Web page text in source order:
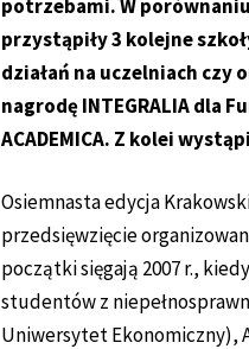
potrzebami. W
przystąpiły 3 kolejne
działań na uczelniach
nagrodę INTEGRALIA dla
ACADEMICA. Z kolei
Osiemnasta edycja
przedsięwzięcie
początki sięgają 2007 r.,
studentów z
Uniwersytet Ekonomiczny),